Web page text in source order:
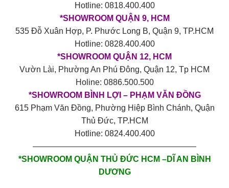
Hotline: 0818.400.400
*SHOWROOM QUẬN 9, HCM
535 Đỗ Xuân Hợp, P. Phước Long B, Quận 9, TP.HCM
Hotline: 0828.400.400
*SHOWROOM QUẬN 12, HCM
Vườn Lài, Phường An Phú Đông, Quận 12, Tp HCM
Holine: 0886.500.500
*SHOWROOM BÌNH LỢI – PHẠM VĂN ĐỒNG
615 Phạm Văn Đồng, Phường Hiệp Bình Chánh, Quận
Thủ Đức, TP.HCM
Hotline: 0824.400.400
————————————————————
*SHOWROOM QUẬN THỦ ĐỨC HCM –DĨ AN BÌNH
DƯƠNG